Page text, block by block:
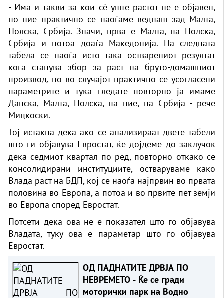
- Има и такви за кои сè уште растот не е објавен,
но ние практично се наоѓаме веднаш зад Малта,
Полска, Србија. Значи, прва е Малта, па Полска,
Србија и потоа доаѓа Македонија. ​На следната
табела се наоѓа исто така остварениот резултат
кога станува збор за раст на бруто-домашниот
производ, но во случајот практично се усогласени
параметрите и тука гледате повторно ја имаме
Данска, Малта, Полска, па ние, па Србија - рече
Мицкоски.
Тој истакна дека ако се анализираат двете табели
што ги објавува Евростат, ќе дојдеме до заклучок
дека седмиот квартал по ред, повторно откако се
консолидирани институциите, остваруваме како
Влада раст на БДП, кој се наоѓа најпрвин во првата
половина во Европа, а потоа и во првите пет земји
во Европа според Евростат.
Потсети дека ова не е показател што го објавува
Владата, туку ова е параметар што го објавува
Евростат.
ОД ПАДНАТИТЕ ДРВЈА ПО
НЕВРЕМЕТО - Ќе се гради
моторички парк на Водно